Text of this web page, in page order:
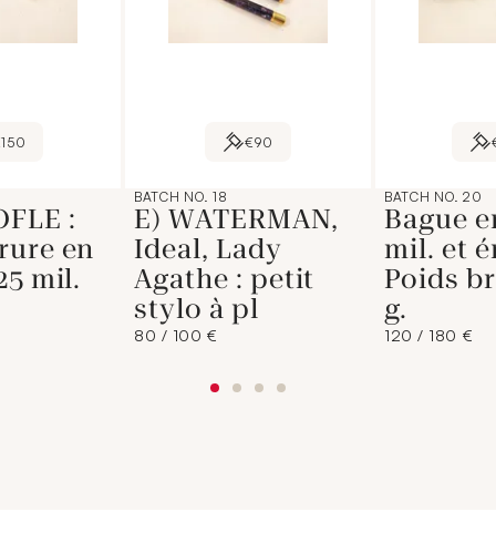
:
en
mil.
€90
BATCH NO. 18
E) WATERMAN,
Ideal, Lady
Agathe : petit
stylo à pl
80 / 100 €
BATCH NO. 20
Bague
mil. et
Poids
g.
120 / 180 €